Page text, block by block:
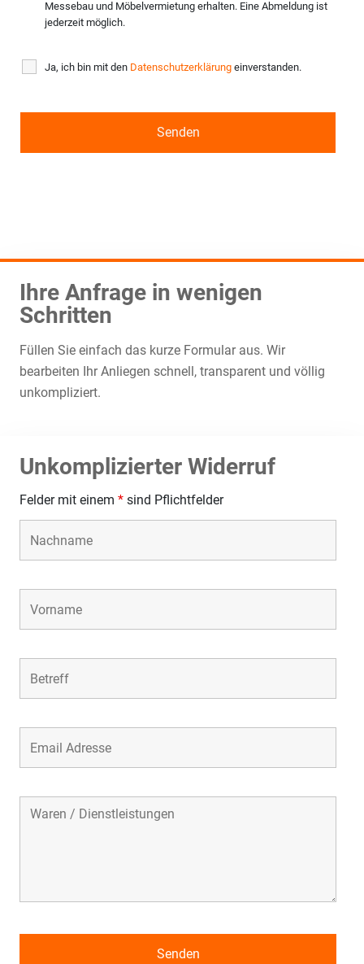
Messebau und Möbelvermietung erhalten. Eine Abmeldung ist
jederzeit möglich.
Ja, ich bin mit den Datenschutzerklärung einverstanden.
Ihre Anfrage in wenigen
Schritten
Füllen Sie einfach das kurze Formular aus. Wir
bearbeiten Ihr Anliegen schnell, transparent und völlig
unkompliziert.
Unkomplizierter Widerruf
Felder mit einem * sind Pflichtfelder